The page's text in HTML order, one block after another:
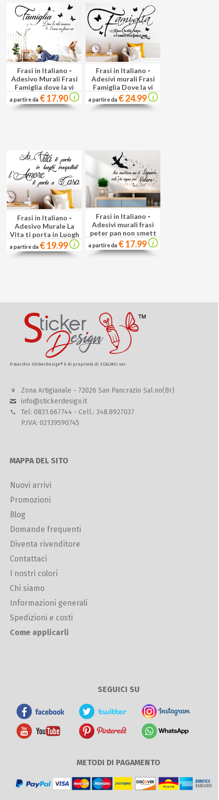
Frasi in Italiano -
Adesivo Murali Frasi
Famiglia dove la vi
a partire da € 17.90
Frasi in Italiano -
Adesivi murali Frasi
Famiglia Dove la vi
a partire da € 24.99
Frasi in Italiano -
Adesivo Murale La
Vita ti porta in Luogh
a partire da € 19.99
Frasi in Italiano -
Adesivi murali frasi
peter pan non smett
a partire da € 17.99
Il marchio StickerDesign® è di proprietà di SCALINCI snc
Zona Artigianale - 72026 San Pancrazio Sal.no(Br)
info@stickerdesign.it
Tel: 0831.667744 - Cell.: 348.8927037
P.IVA: 02139590745
MAPPA DEL SITO
Nuovi arrivi
Promozioni
Blog
Domande frequenti
Diventa rivenditore
Contattaci
I nostri colori
Chi siamo
Informazioni generali
Spedizioni e costi
Come applicarli
SEGUICI SU
METODI DI PAGAMENTO